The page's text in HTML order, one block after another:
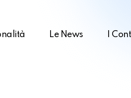
Le News I